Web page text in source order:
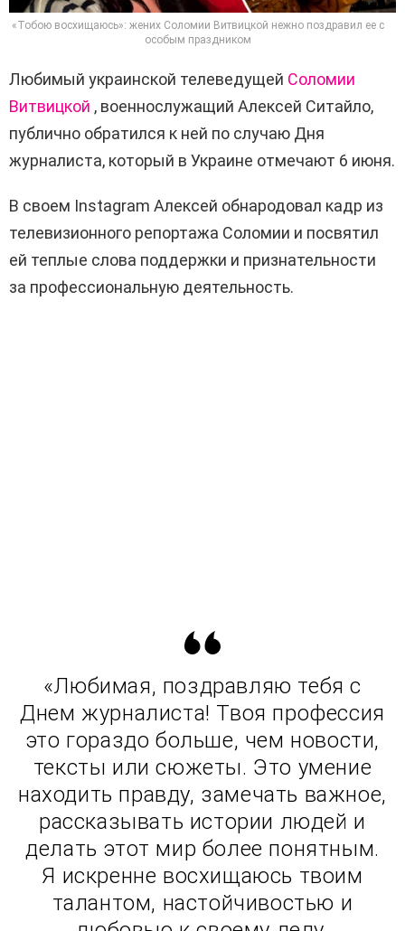
«Тобою восхищаюсь»: жених Соломии Витвицкой нежно поздравил ее с
особым праздником
Любимый украинской телеведущей Соломии
Витвицкой , военнослужащий Алексей Ситайло,
публично обратился к ней по случаю Дня
журналиста, который в Украине отмечают 6 июня.
В своем Instagram Алексей обнародовал кадр из
телевизионного репортажа Соломии и посвятил
ей теплые слова поддержки и признательности
за профессиональную деятельность.
«Любимая, поздравляю тебя с
Днем журналиста! Твоя профессия
это гораздо больше, чем новости,
тексты или сюжеты. Это умение
находить правду, замечать важное,
рассказывать истории людей и
делать этот мир более понятным.
Я искренне восхищаюсь твоим
талантом, настойчивостью и